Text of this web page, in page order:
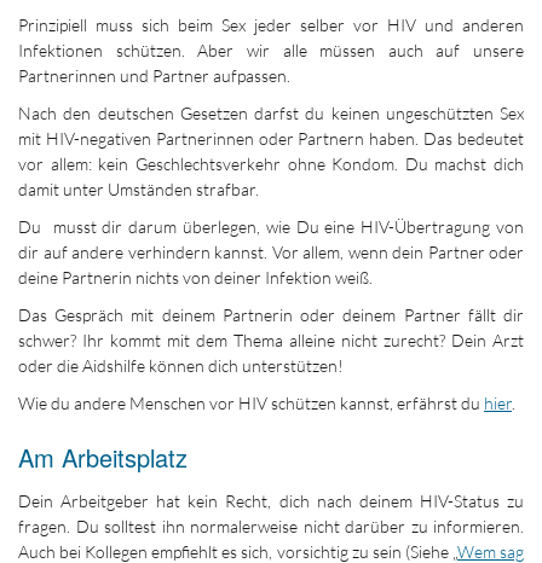
Prinzipiell muss sich beim Sex jeder selber vor HIV und anderen
Infektionen schützen. Aber wir alle müssen auch auf unsere
Partnerinnen und Partner aufpassen.
Nach den deutschen Gesetzen darfst du keinen ungeschützten Sex
mit HIV-negativen Partnerinnen oder Partnern haben. Das bedeutet
vor allem: kein Geschlechtsverkehr ohne Kondom. Du machst dich
damit unter Umständen strafbar.
Du musst dir darum überlegen, wie Du eine HIV-Übertragung von
dir auf andere verhindern kannst. Vor allem, wenn dein Partner oder
deine Partnerin nichts von deiner Infektion weiß.
Das Gespräch mit deinem Partnerin oder deinem Partner fällt dir
schwer? Ihr kommt mit dem Thema alleine nicht zurecht? Dein Arzt
oder die Aidshilfe können dich unterstützen!
Wie du andere Menschen vor HIV schützen kannst, erfährst du hier
Am Arbeitsplatz
Dein Arbeitgeber hat kein Recht, dich nach deinem HIV-Status zu
fragen. Du solltest ihn normalerweise nicht darüber zu informieren.
Auch bei Kollegen empfiehlt es sich, vorsichtig zu sein (Siehe „ Wem sag